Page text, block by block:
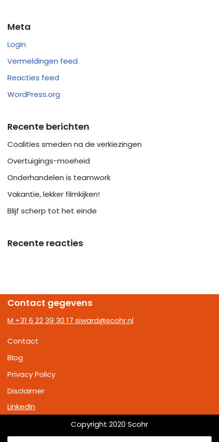
Meta
Login
Vermeldingen feed
Reacties feed
WordPress.org
Recente berichten
Coalities smeden na de verkiezingen
Overtuigings-moeheid
Onderhandelen is teamwork
Vakantie, lekker filmkijken!
Blijf scherp tot het einde
Recente reacties
Contact gegevens
M +31 6 22 39 30 17 siward@scohr.nl
Contact
Blog
Privacy Policy
Disclaimer
LinkedIn
Copyright 2020 Scohr